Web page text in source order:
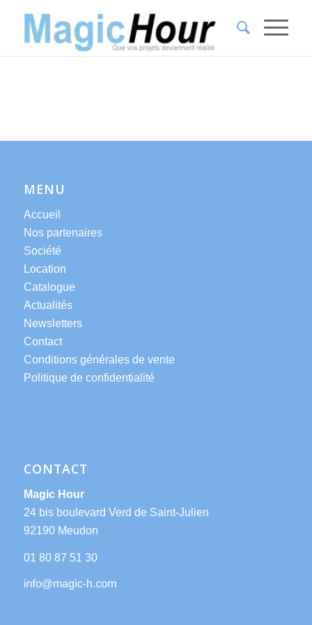
MENU
Accueil
Nos partenaires
Société
Location
Catalogue
Actualités
Newsletters
Contact
Conditions générales de vente
Politique de confidentialité
CONTACT
Magic Hour
24 bis boulevard Verd de Saint-Julien
92190 Meudon
01 80 87 51 30